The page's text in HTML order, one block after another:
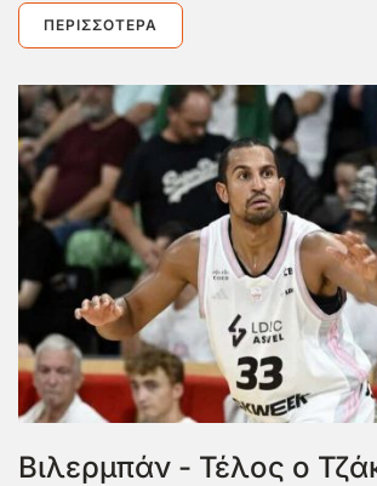
ΠΕΡΙΣΣΌΤΕΡΑ
Βιλερμπάν - Τέλος ο